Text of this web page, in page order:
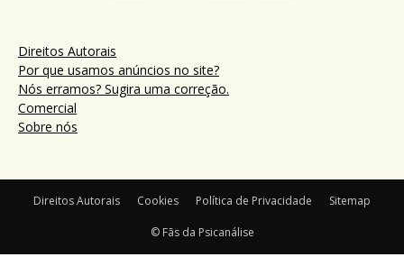
Direitos Autorais
Por que usamos anúncios no site?
Nós erramos? Sugira uma correção.
Comercial
Sobre nós
Direitos Autorais Cookies Política de Privacidade Sitemap
© Fãs da Psicanálise